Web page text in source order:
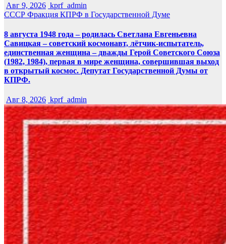
Авг 9, 2026 kprf_admin
СССР Фракция КПРФ в Государственной Думе
8 августа 1948 года – родилась Светлана Евгеньевна
Савицкая – советский космонавт, лётчик-испытатель,
единственная женщина – дважды Герой Советского Союза
(1982, 1984), первая в мире женщина, совершившая выход
в открытый космос. Депутат Государственной Думы от
КПРФ.
Авг 8, 2026 kprf_admin